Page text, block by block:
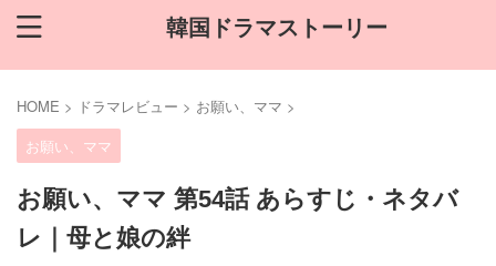
韓国ドラマストーリー
HOME > ドラマレビュー > お願い、ママ >
お願い、ママ
お願い、ママ 第54話 あらすじ・ネタバ
レ｜母と娘の絆